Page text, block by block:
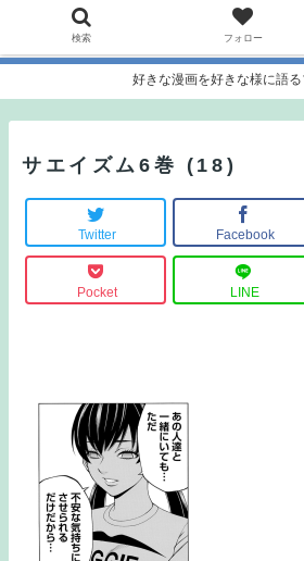
好きな漫画を好きな様に語る
サエイズム6巻 (18)
Twitter Facebook
Pocket LINE
検索 フォロー